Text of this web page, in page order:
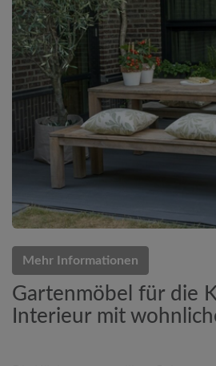
Mehr Informationen
Gartenmöbel für die
Interieur mit